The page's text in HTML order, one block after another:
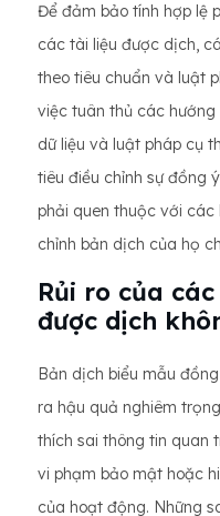
Để đảm bảo tính hợp lệ
các tài liệu được dịch,
theo tiêu chuẩn và luật
việc tuân thủ các
dữ liệu và luật pháp cụ
tiêu điều chỉnh sự đồng
phải quen thuộc với các
chỉnh bản dịch của họ
Rủi ro của
được dịch
Bản dịch biểu mẫu
ra hậu quả nghiêm
thích sai thông tin quan
vi phạm bảo mật hoặc
của hoạt động. Những